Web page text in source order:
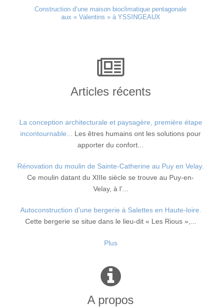
Construction d’une maison bioclimatique pentagonale
aux « Valentins » à YSSINGEAUX
Articles récents
La conception architecturale et paysagère, première étape
incontournable...
Les êtres humains ont les solutions pour
apporter du confort...
Rénovation du moulin de Sainte-Catherine au Puy en Velay.
Ce moulin datant du XIIIe siècle se trouve au Puy-en-
Velay, à l’...
Autoconstruction d’une bergerie à Salettes en Haute-loire.
Cette bergerie se situe dans le lieu-dit « Les Rious »,...
Plus
A propos